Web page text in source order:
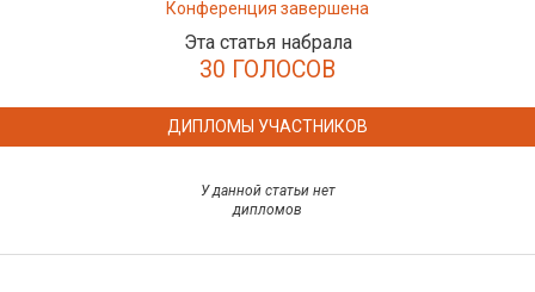
Конференция завершена
Эта статья набрала
30 ГОЛОСОВ
ДИПЛОМЫ УЧАСТНИКОВ
У данной статьи нет
дипломов